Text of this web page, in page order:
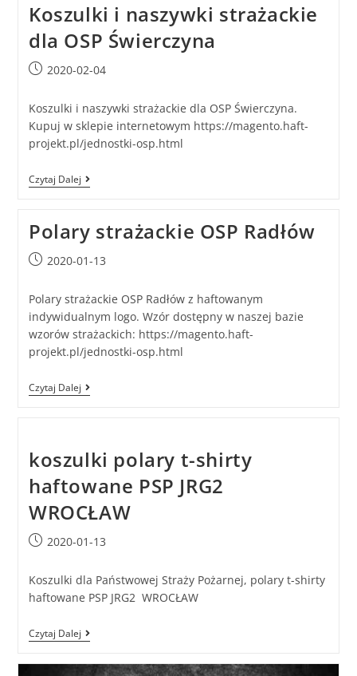
Koszulki i naszywki strażackie
dla OSP Świerczyna
2020-02-04
Koszulki i naszywki strażackie dla OSP Świerczyna.
Kupuj w sklepie internetowym https://magento.haft-
projekt.pl/jednostki-osp.html
Czytaj Dalej
Polary strażackie OSP Radłów
2020-01-13
Polary strażackie OSP Radłów z haftowanym
indywidualnym logo. Wzór dostępny w naszej bazie
wzorów strażackich: https://magento.haft-
projekt.pl/jednostki-osp.html
Czytaj Dalej
koszulki polary t-shirty
haftowane PSP JRG2
WROCŁAW
2020-01-13
Koszulki dla Państwowej Straży Pożarnej, polary t-shirty
haftowane PSP JRG2 WROCŁAW
Czytaj Dalej